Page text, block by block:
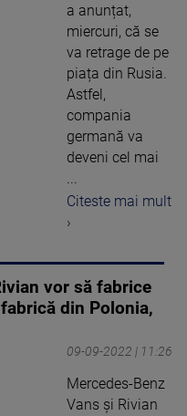
a anunțat,
miercuri, că se
va retrage de pe
piața din Rusia.
Astfel,
compania
germană va
deveni cel mai
...
Citeste mai mult
›
vor să fabrice
din Polonia,
09-09-2022 | 11:26
Mercedes-Benz
Vans şi Rivian